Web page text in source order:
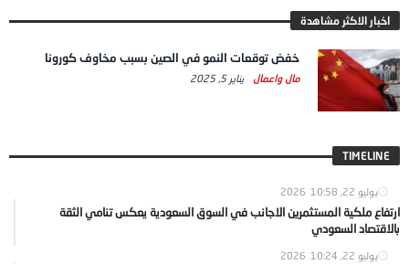
اخبار الاكثر مشاهدة
خفض توقعات النمو في الصين بسبب مخاوف كورونا
مال واعمال يناير 5, 2025
TIMELINE
يوليو 22, 2026 10:58
ارتفاع ملكية المستثمرين الاجانب في السوق السعودية يعكس تنامي الثقة
بالاقتصاد السعودي
يوليو 22, 2026 10:24